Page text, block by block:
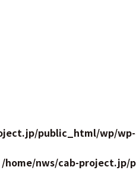
public_html/wp/
/home/nws/cab-project.jp/